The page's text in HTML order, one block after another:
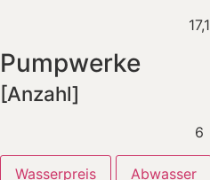
17,1
Pumpwerke
[Anzahl]
6
Wasserpreis Abwasser